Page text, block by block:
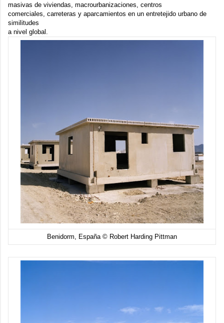
masivas de viviendas, macrourbanizaciones, centros
comerciales, carreteras y aparcamientos en un entretejido urbano de
similitudes
a nivel global.
Benidorm, España © Robert Harding Pittman